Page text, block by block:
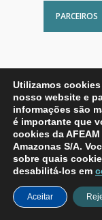
PARCEIROS
Whatsapp
Twitter
AFEAM -
Utilizamos
nosso website e
informações são
é importante que
cookies da
Amazonas S/A.
sobre quais
desabilitá-los em
Aceitar